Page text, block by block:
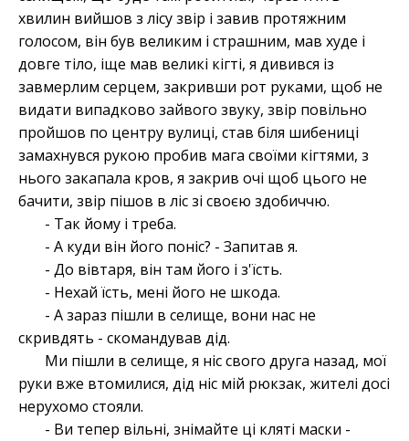
хвилин вийшов з лісу звір і завив протяжним
голосом, він був великим і страшним, мав худе і
довге тіло, іще мав великі кігті, я дивився із
завмерлим серцем, закривши рот руками, щоб не
видати випадково зайвого звуку, звір повільно
пройшов по центру вулиці, став біля шибениці
замахнувся рукою пробив мага своїми кігтями, з
нього закапала кров, я закрив очі щоб цього не
бачити, звір пішов в ліс зі своєю здобиччю.
- Так йому і треба.
- А куди він його поніс? - Запитав я.
- До вівтаря, він там його і з'їсть.
- Нехай їсть, мені його не шкода.
- А зараз пішли в селище, вони нас не
скривдять - скомандував дід.
Ми пішли в селище, я ніс свого друга назад, мої
руки вже втомилися, дід ніс мій рюкзак, жителі досі
нерухомо стояли.
- Ви тепер вільні, знімайте ці кляті маски -